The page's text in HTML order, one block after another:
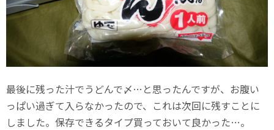
最後に残った汁でうどんで〆…と思ったんですが、お腹い
っぱい過ぎて入らなかったので、これは次回に残すことに
しました。保存できるタイプ買っておいて良かった…。